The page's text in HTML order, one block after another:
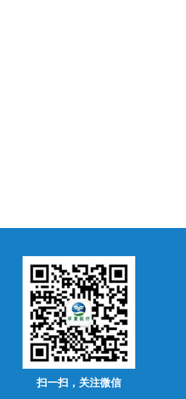
扫一扫，关注微信